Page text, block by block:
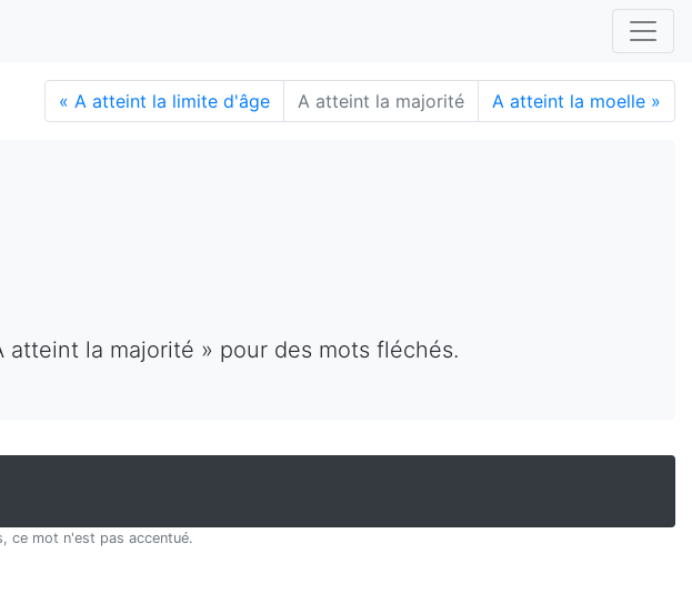
« A atteint la limite d'âge A atteint la majorité A atteint la moelle »
la majorité » pour des mots fléchés.
ce mot n'est pas accentué.